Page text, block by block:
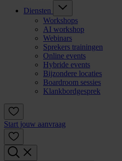
Diensten
Workshops
AI workshop
Webinars
Sprekers trainingen
Online events
Hybride events
Bijzondere locaties
Boardroom sessies
Klankbordgesprek
Start jouw aanvraag